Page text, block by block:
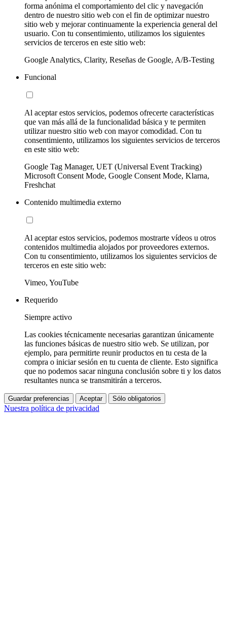
forma anónima el comportamiento del clic y navegación
dentro de nuestro sitio web con el fin de optimizar nuestro
sitio web y mejorar continuamente la experiencia general del
usuario. Con tu consentimiento, utilizamos los siguientes
servicios de terceros en este sitio web:
Google Analytics, Clarity, Reseñas de Google, A/B-Testing
Funcional
Al aceptar estos servicios, podemos ofrecerte características
que van más allá de la funcionalidad básica y te permiten
utilizar nuestro sitio web con mayor comodidad. Con tu
consentimiento, utilizamos los siguientes servicios de terceros
en este sitio web:
Google Tag Manager, UET (Universal Event Tracking)
Microsoft Consent Mode, Google Consent Mode, Klarna,
Freshchat
Contenido multimedia externo
Al aceptar estos servicios, podemos mostrarte vídeos u otros
contenidos multimedia alojados por proveedores externos.
Con tu consentimiento, utilizamos los siguientes servicios de
terceros en este sitio web:
Vimeo, YouTube
Requerido
Siempre activo
Las cookies técnicamente necesarias garantizan únicamente
las funciones básicas de nuestro sitio web. Se utilizan, por
ejemplo, para permitirte reunir productos en tu cesta de la
compra o iniciar sesión en tu cuenta de cliente. Esto significa
que no podemos sacar ninguna conclusión sobre ti y los datos
resultantes nunca se transmitirán a terceros.
Guardar preferencias Aceptar Sólo obligatorios
Nuestra política de privacidad